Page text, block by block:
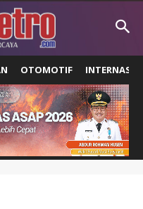
OTOMOTIF